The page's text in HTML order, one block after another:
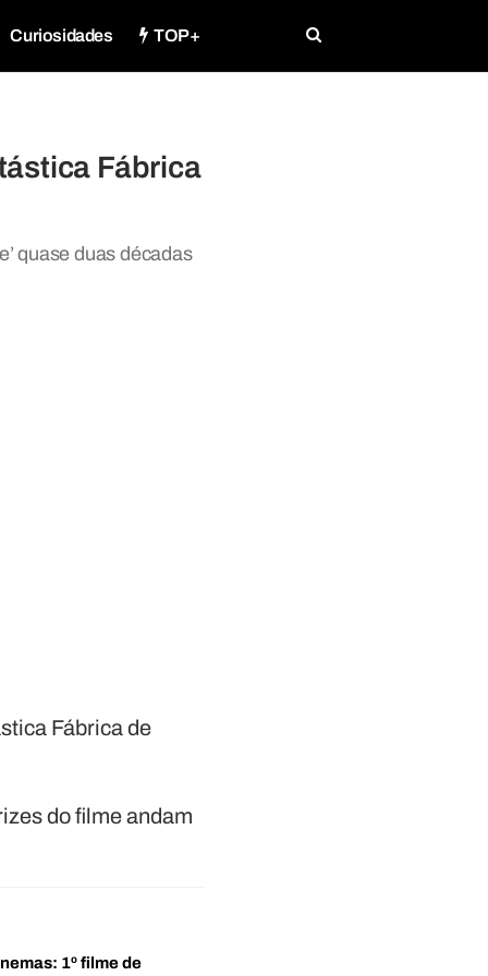
Curiosidades TOP+
Fábrica
quase duas décadas
Fábrica de
do filme andam
1º filme de